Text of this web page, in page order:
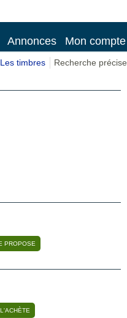
Annonces Mon compte
Les timbres Recherche précise